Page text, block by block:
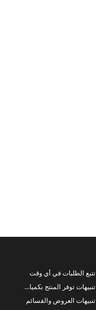
تتبع الطلبات في أي وقت
تنبيهات توفر المنتج بكميات محدودة
تنبيهات العروض والقسائم